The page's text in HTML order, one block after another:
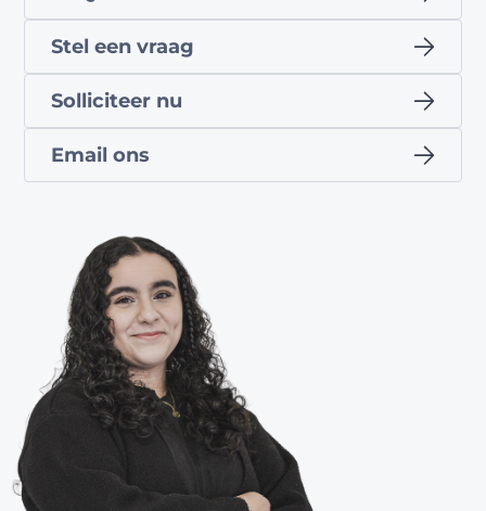
Stel een vraag
Solliciteer nu
Email ons